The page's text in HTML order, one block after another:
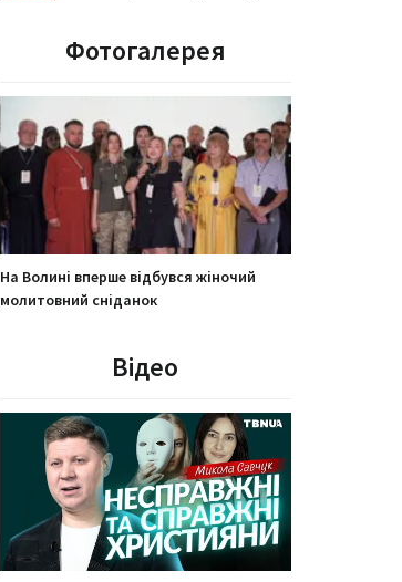
Фотогалерея
На Волині вперше відбувся жіночий
молитовний сніданок
Відео